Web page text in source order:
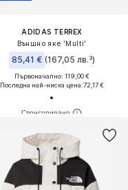
ADIDAS TERREX
Външно яке 'Multi'
85,41 € (167,05 лв.³)
Първоначално: 119,00 €
Последна най-ниска цена:72,17 €